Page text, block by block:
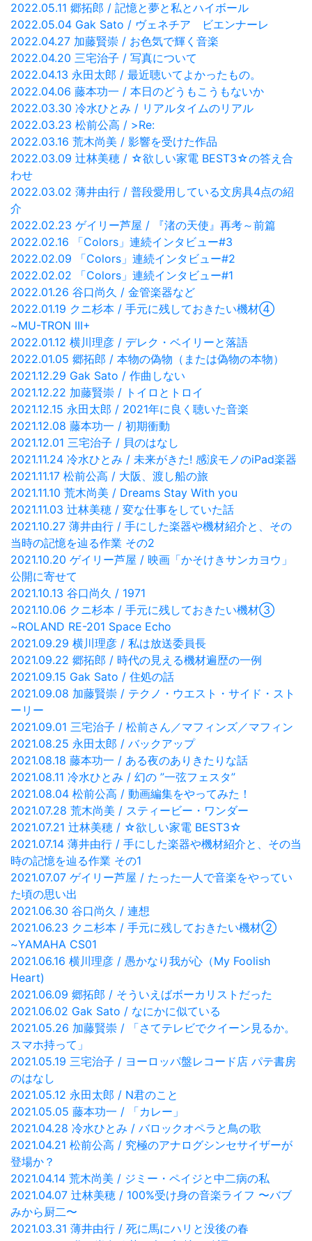
2022.05.11 郷拓郎 / 記憶と夢と私とハイボール
2022.05.04 Gak Sato / ヴェネチア ビエンナーレ
2022.04.27 加藤賢崇 / お色気で輝く音楽
2022.04.20 三宅治子 / 写真について
2022.04.13 永田太郎 / 最近聴いてよかったもの。
2022.04.06 藤本功一 / 本日のどうもこうもないか
2022.03.30 冷水ひとみ / リアルタイムのリアル
2022.03.23 松前公高 / >Re:
2022.03.16 荒木尚美 / 影響を受けた作品
2022.03.09 辻林美穂 / ☆欲しい家電 BEST3☆の答え合
わせ
2022.03.02 薄井由行 / 普段愛用している文房具4点の紹
介
2022.02.23 ゲイリー芦屋 / 『渚の天使』再考～前篇
2022.02.16 「Colors」連続インタビュー#3
2022.02.09 「Colors」連続インタビュー#2
2022.02.02 「Colors」連続インタビュー#1
2022.01.26 谷口尚久 / 金管楽器など
2022.01.19 クニ杉本 / 手元に残しておきたい機材④
~MU-TRON III+
2022.01.12 横川理彦 / デレク・ベイリーと落語
2022.01.05 郷拓郎 / 本物の偽物（または偽物の本物）
2021.12.29 Gak Sato / 作曲しない
2021.12.22 加藤賢崇 / トイロとトロイ
2021.12.15 永田太郎 / 2021年に良く聴いた音楽
2021.12.08 藤本功一 / 初期衝動
2021.12.01 三宅治子 / 貝のはなし
2021.11.24 冷水ひとみ / 未来がきた! 感涙モノのiPad楽器
2021.11.17 松前公高 / 大阪、渡し船の旅
2021.11.10 荒木尚美 / Dreams Stay With you
2021.11.03 辻林美穂 / 変な仕事をしていた話
2021.10.27 薄井由行 / 手にした楽器や機材紹介と、その
当時の記憶を辿る作業 その2
2021.10.20 ゲイリー芦屋 / 映画「かそけきサンカヨウ」
公開に寄せて
2021.10.13 谷口尚久 / 1971
2021.10.06 クニ杉本 / 手元に残しておきたい機材③
~ROLAND RE-201 Space Echo
2021.09.29 横川理彦 / 私は放送委員長
2021.09.22 郷拓郎 / 時代の見える機材遍歴の一例
2021.09.15 Gak Sato / 住処の話
2021.09.08 加藤賢崇 / テクノ・ウエスト・サイド・スト
ーリー
2021.09.01 三宅治子 / 松前さん／マフィンズ／マフィン
2021.08.25 永田太郎 / バックアップ
2021.08.18 藤本功一 / ある夜のありきたりな話
2021.08.11 冷水ひとみ / 幻の ”一弦フェスタ”
2021.08.04 松前公高 / 動画編集をやってみた！
2021.07.28 荒木尚美 / スティービー・ワンダー
2021.07.21 辻林美穂 / ☆欲しい家電 BEST3☆
2021.07.14 薄井由行 / 手にした楽器や機材紹介と、その当
時の記憶を辿る作業 その1
2021.07.07 ゲイリー芦屋 / たった一人で音楽をやってい
た頃の思い出
2021.06.30 谷口尚久 / 連想
2021.06.23 クニ杉本 / 手元に残しておきたい機材②
~YAMAHA CS01
2021.06.16 横川理彦 / 愚かなり我が心（My Foolish
Heart)
2021.06.09 郷拓郎 / そういえばボーカリストだった
2021.06.02 Gak Sato / なにかに似ている
2021.05.26 加藤賢崇 / 「さてテレビでクイーン見るか。
スマホ持って」
2021.05.19 三宅治子 / ヨーロッパ盤レコード店 パテ書房
のはなし
2021.05.12 永田太郎 / N君のこと
2021.05.05 藤本功一 / 「カレー」
2021.04.28 冷水ひとみ / バロックオペラと鳥の歌
2021.04.21 松前公高 / 究極のアナログシンセサイザーが
登場か？
2021.04.14 荒木尚美 / ジミー・ペイジと中二病の私
2021.04.07 辻林美穂 / 100%受け身の音楽ライフ 〜バブ
みから厨二〜
2021.03.31 薄井由行 / 死に馬にハリと没後の春